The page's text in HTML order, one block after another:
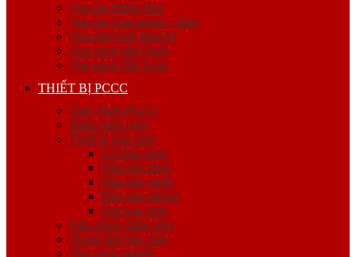
Van ren Minh Hòa
Van ren Giacomini – Italy
Van mặt bích Shin Yi
Van gang hàn Quốc
Van gang Đài Loan
THIẾT BỊ PCCC
Ống Thép PCCC
Bình chữa cháy
Thiết bị báo cháy
Còi báo cháy
Đầu báo khói
Đầu báo nhiệt
Đèn báo phòng
Nút báo cháy
Đầu phun chữa cháy
Trung tâm báo cháy
Van công nghiệp